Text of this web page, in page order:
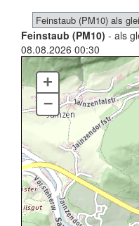
Feinstaub (PM10) - als
08.08.2026 00:30
+
–